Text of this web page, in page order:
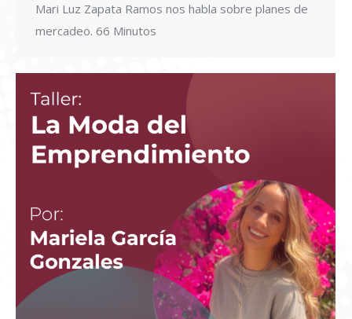
Mari Luz Zapata Ramos nos habla sobre planes de
mercadeo. 66 Minutos